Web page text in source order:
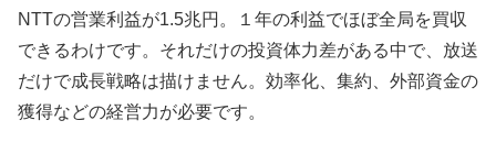
NTTの営業利益が1.5兆円。１年の利益でほぼ全局を買収
できるわけです。それだけの投資体力差がある中で、放送
だけで成長戦略は描けません。効率化、集約、外部資金の
獲得などの経営力が必要です。